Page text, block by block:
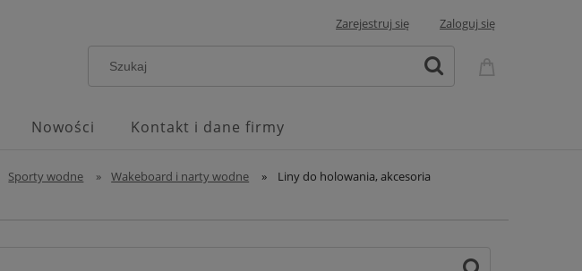
Zarejestruj się Zaloguj się
Nowości Kontakt i dane firmy
Sporty wodne » Wakeboard i narty wodne » Liny do holowania, akcesoria